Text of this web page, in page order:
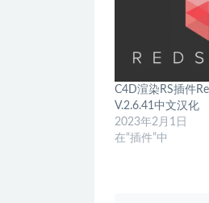
C4D渲染RS插件
V.2.6.41中文汉化
2023年2月1日
在“插件”中